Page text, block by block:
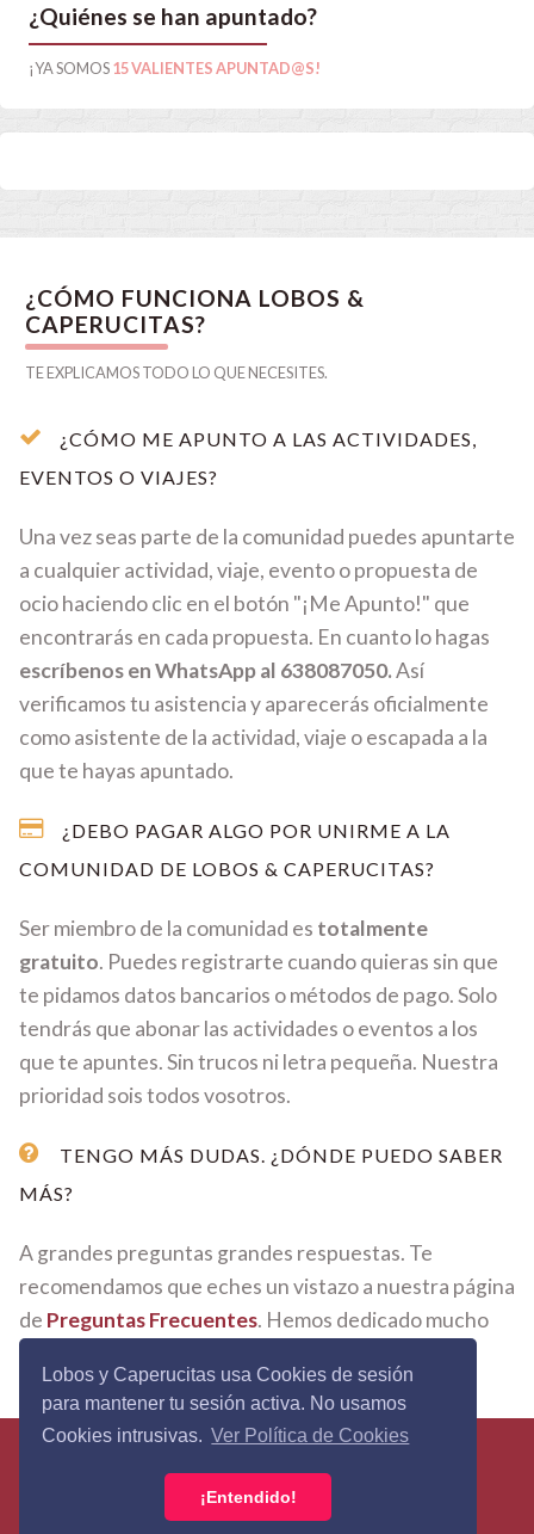
Lobos y Caperucitas usa Cookies de sesión
para mantener tu sesión activa. No usamos
Cookies intrusivas. Ver Política de Cookies
¡Entendido!
¿Quiénes se han apuntado?
¡YA SOMOS15 VALIENTES APUNTAD@S!
¿CÓMO FUNCIONA LOBOS &
CAPERUCITAS?
TE EXPLICAMOS TODO LO QUE NECESITES.
¿CÓMO ME APUNTO A LAS ACTIVIDADES,
EVENTOS O VIAJES?
Una vez seas parte de la comunidad puedes apuntarte
a cualquier actividad, viaje, evento o propuesta de
ocio haciendo clic en el botón "¡Me Apunto!" que
encontrarás en cada propuesta. En cuanto lo hagas
escríbenos en WhatsApp al 638087050.Así
verificamos tu asistencia y aparecerás oficialmente
como asistente de la actividad, viaje o escapada a la
que te hayas apuntado.
¿DEBO PAGAR ALGO POR UNIRME A LA
COMUNIDAD DE LOBOS & CAPERUCITAS?
Ser miembro de la comunidad es totalmente
gratuito. Puedes registrarte cuando quieras sin que
te pidamos datos bancarios o métodos de pago. Solo
tendrás que abonar las actividades o eventos a los
que te apuntes. Sin trucos ni letra pequeña. Nuestra
prioridad sois todos vosotros.
TENGO MÁS DUDAS. ¿DÓNDE PUEDO SABER
MÁS?
A grandes preguntas grandes respuestas. Te
recomendamos que eches un vistazo a nuestra página
de Preguntas Frecuentes. Hemos dedicado mucho
Lobos&Caperucitas © 2026 - Todos los derechos
Política de Privacidad
Condiciones
Política de Cookies